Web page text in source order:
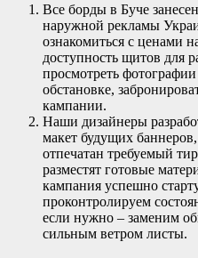
Все борды в Буче
наружной рекламы
ознакомиться с ценами
доступность щитов для
просмотреть
обстановке,
кампании.
Наши дизайнеры
макет будущих
отпечатан требуемый
разместят готовые
кампания успешно
проконтролируем
если нужно – заменим
сильным ветром листы.